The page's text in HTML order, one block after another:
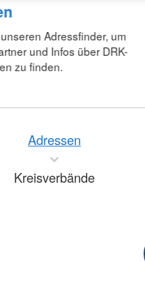
Adressfinder, um
und Infos über DRK-
zu finden.
Adressen
Kreisverbände